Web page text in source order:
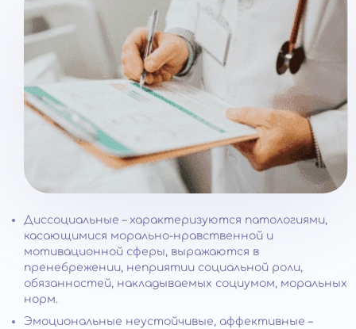
Диссоциальные – характеризуются патологиями,
касающимися морально-нравственной и
мотивационной сферы, выражаются в
пренебрежении, неприятии социальной роли,
обязанностей, накладываемых социумом, моральных
норм.
Эмоциональные неустойчивые, аффективные –